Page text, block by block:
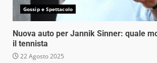
Gossip e Spettacolo
Nuova auto per Jannik Sinner: quale
il tennista
22 Agosto 2025